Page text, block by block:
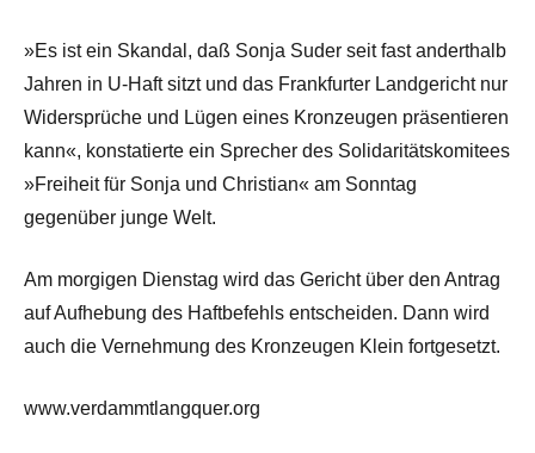
»Es ist ein Skandal, daß Sonja Suder seit fast anderthalb
Jahren in U-Haft sitzt und das Frankfurter Landgericht nur
Widersprüche und Lügen eines Kronzeugen präsentieren
kann«, konstatierte ein Sprecher des Solidaritätskomitees
»Freiheit für Sonja und Christian« am Sonntag
gegenüber junge Welt.
Am morgigen Dienstag wird das Gericht über den Antrag
auf Aufhebung des Haftbefehls entscheiden. Dann wird
auch die Vernehmung des Kronzeugen Klein fortgesetzt.
www.verdammtlangquer.org